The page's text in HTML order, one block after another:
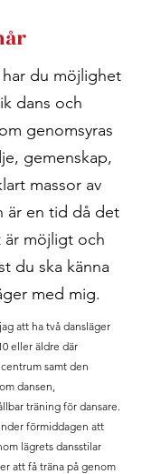
du möjlighet
dans och
genomsyras
gemenskap,
massor av
är en tid då det
är möjligt och
du ska känna
med mig.
att ha två dansläger
eller äldre där
samt den
dansen,
träning för dansare.
förmiddagen att
lägrets dansstilar
att få träna på genom